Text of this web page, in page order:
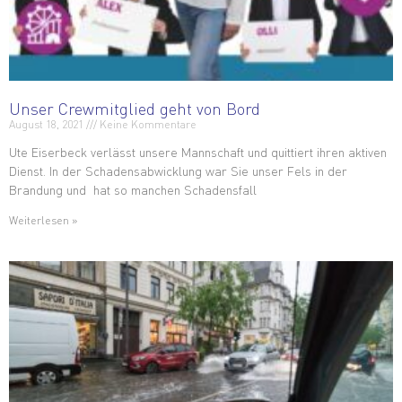
Unser Crewmitglied geht von Bord
August 18, 2021 Keine Kommentare
Ute Eiserbeck verlässt unsere Mannschaft und quittiert ihren aktiven
Dienst. In der Schadensabwicklung war Sie unser Fels in der
Brandung und hat so manchen Schadensfall
Weiterlesen »